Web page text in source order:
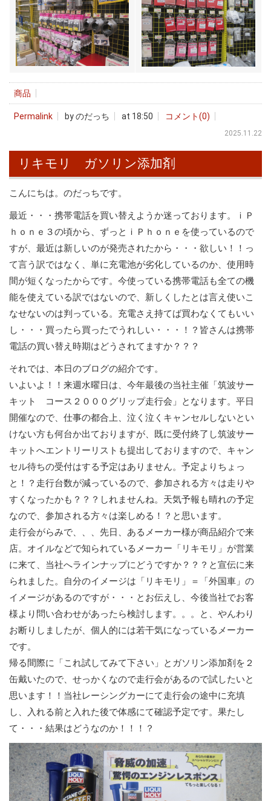
商品
Permalink by のだっち at 18:50 コメント(0)
2025.11.22
リキモリ ガソリン添加剤
こんにちは。のだっちです。
最近・・・携帯電話を買い替えようか迷っております。ｉＰ
ｈｏｎｅ３の頃から、ずっとｉＰｈｏｎｅを使っているので
すが、最近は新しいのが発売されたから・・・欲しい！！っ
て言う訳ではなく、単に充電池が劣化しているのか、使用時
間が短くなったからです。今使っている携帯電話も全ての機
能を使えている訳ではないので、新しくしたとは言え使いこ
なせないのは判っている。充電さえ持てば買わなくてもいい
し・・・買ったら買ったでうれしい・・・！？皆さんは携帯
電話の買い替え時期はどうされてますか？？？
それでは、本日のブログの紹介です。
いよいよ！！来週水曜日は、今年最後の当社主催「筑波サー
キット コース２０００グリップ走行会」となります。平日
開催なので、仕事の都合上、泣く泣くキャンセルしないとい
けない方も何台か出ておりますが、既に受付終了し筑波サー
キットへエントリーリストも提出しておりますので、キャン
セル待ちの受付はする予定はありません。予定よりちょっ
と！？走行台数が減っているので、参加される方々は走りや
すくなったかも？？？しれませんね。天気予報も晴れの予定
なので、参加される方々は楽しめる！？と思います。
走行会がらみで、、、先日、あるメーカー様が商品紹介で来
店。オイルなどで知られているメーカー「リキモリ」が営業
に来て、当社へラインナップにどうですか？？？と宣伝に来
られました。自分のイメージは「リキモリ」＝「外国車」の
イメージがあるのですが・・・とお伝えし、今後当社でお客
様より問い合わせがあったら検討します。。。と、やんわり
お断りしましたが、個人的には若干気になっているメーカー
です。
帰る間際に「これ試してみて下さい」とガソリン添加剤を２
缶戴いたので、せっかくなので走行会があるので試したいと
思います！！当社レーシングカーにて走行会の途中に充填
し、入れる前と入れた後で体感にて確認予定です。果たし
て・・・結果はどうなのか！！！？